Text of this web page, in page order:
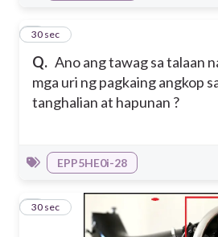
Q. Ano ang tawag sa talaan
mga uri ng pagkaing angkop
tanghalian at hapunan ?
2
30 sec
EPP5HE0i-28
3
30 sec